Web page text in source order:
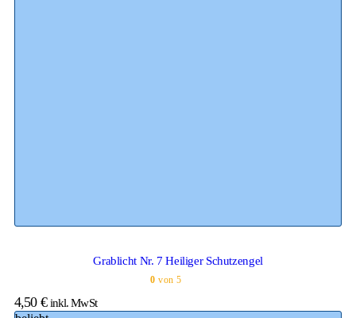
Grablicht Nr. 7 Heiliger Schutzengel
0 von 5
4,50 € inkl. MwSt